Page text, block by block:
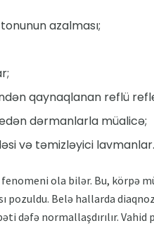
azalması;
qaynaqlanan reflü
dərmanlarla müalicə;
və təmizləyici lavmanlar.
ola bilər. Bu, körpə
Belə hallarda
dəfə normallaşdırılır.